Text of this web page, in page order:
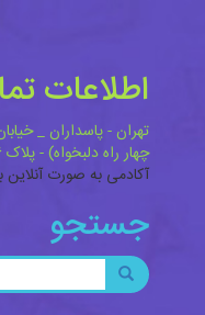
اطلاعات
تهران - پاسداران _
چهار راه دلبخواه) - پلاک ۴۶
آکادمی به صورت آنلاین
جستجو